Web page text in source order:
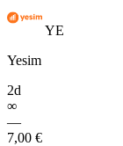
YE
Yesim
2d
∞
—
7,00 €